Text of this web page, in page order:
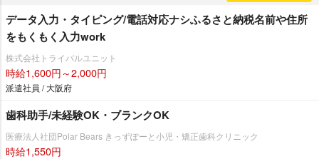
データ入力・タイピング/電話対応ナシふるさと納税名前や住所
をもくもく入力work
株式会社トライバルユニット
時給1,600円～2,000円
派遣社員 / 大阪府
歯科助手/未経験OK・ブランクOK
医療法人社団Polar Bears きっずぽーと小児・矯正歯科クリニック
時給1,550円